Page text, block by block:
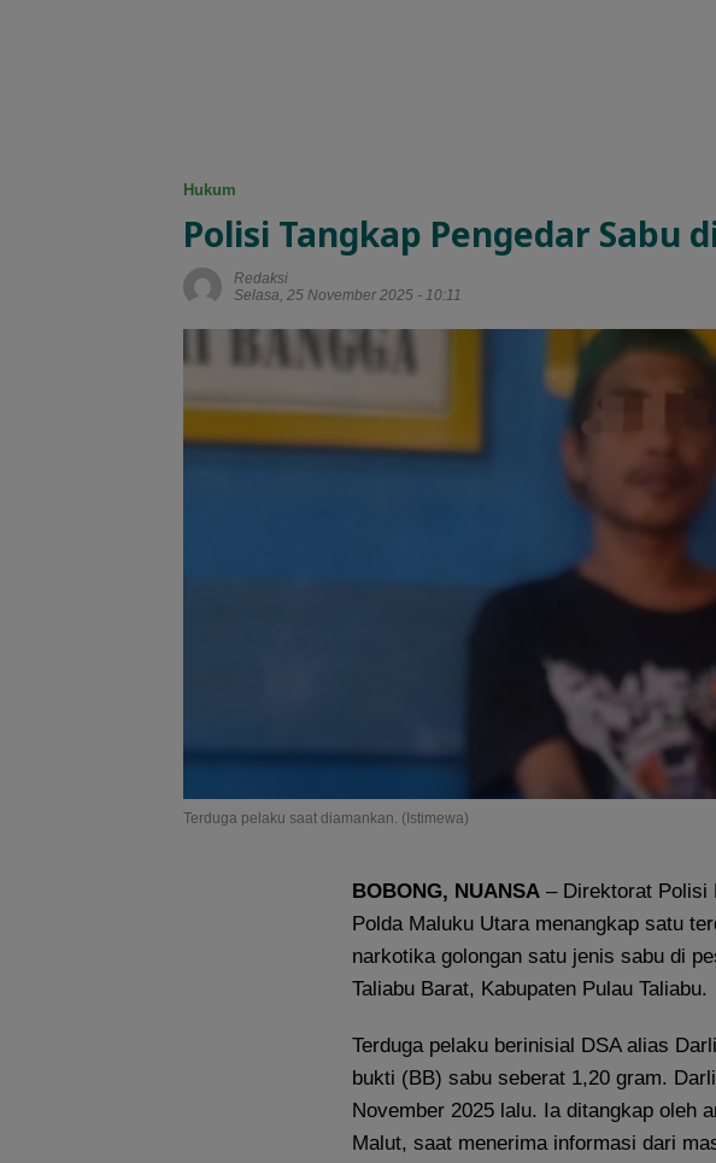
Hukum
Polisi Tangkap Pengedar Sabu
Redaksi
Selasa, 25 November 2025 - 10:11
Terduga pelaku saat diamankan. (Istimewa)
BOBONG, NUANSA – Direktorat Polisi
Polda Maluku Utara menangkap satu
narkotika golongan satu jenis sabu di
Taliabu Barat, Kabupaten Pulau Taliabu.
Terduga pelaku berinisial DSA alias
bukti (BB) sabu seberat 1,20 gram.
November 2025 lalu. Ia ditangkap oleh
Malut, saat menerima informasi dari